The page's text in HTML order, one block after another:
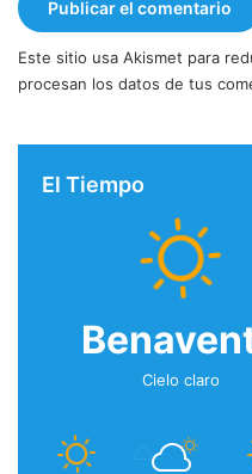
Este sitio usa Akismet para
procesan los datos de tus
El Tiempo
Cielo claro